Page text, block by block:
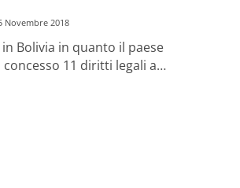
Novembre 2018
Bolivia in quanto il paese
11 diritti legali a…